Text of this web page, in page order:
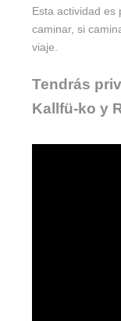
Esta actividad es
caminar, si
viaje.
Tendrás
Kallfü-ko y